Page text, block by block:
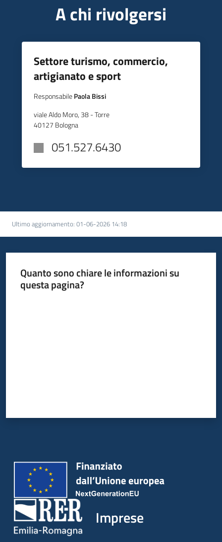
Seguici
A chi rivolgersi
Settore turismo, commercio,
artigianato e sport
ResponsabilePaola Bissi
viale Aldo Moro, 38 - Torre
40127 Bologna
051.527.6430
Ultimo aggiornamento: 01-06-2026 14:18
Quanto sono chiare le informazioni su
questa pagina?
Imprese